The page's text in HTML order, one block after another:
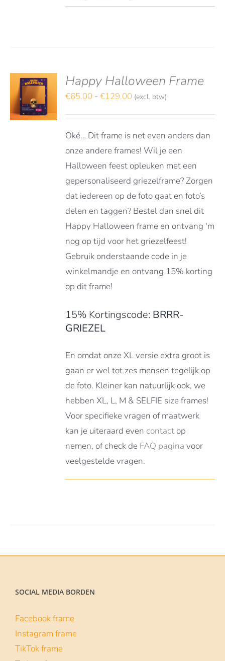
Happy Halloween Frame
€65.00 - €129.00Prijsklasse:
€129.00
(excl. btw)
Oké… Dit frame is net even anders dan
onze andere frames! Wil je een
Halloween feest opleuken met een
gepersonaliseerd griezelframe? Zorgen
dat iedereen op de foto gaat en foto’s
delen en taggen? Bestel dan snel dit
Happy Halloween frame en ontvang 'm
nog op tijd voor het griezelfeest!
Gebruik onderstaande code in je
winkelmandje en ontvang 15% korting
op dit frame!
15% Kortingscode: BRRR-
GRIEZEL
En omdat onze XL versie extra groot is
gaan er wel tot zes mensen tegelijk op
de foto. Kleiner kan natuurlijk ook, we
hebben XL, L, M & SELFIE size frames!
Voor specifieke vragen of maatwerk
kan je uiteraard even contactop
nemen, of check de FAQ pagina voor
veelgestelde vragen.
SOCIAL MEDIA BORDEN
Facebook frame
Instagram frame
TikTok frame